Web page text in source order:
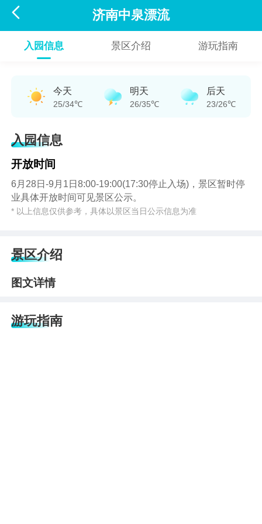
 济南中泉漂流
入园信息 景区介绍 游玩指南
今天
25/34℃
明天
26/35℃
后天
23/26℃
入园信息
开放时间
6月28日-9月1日8:00-19:00(17:30停止入场)，景区暂时停
业具体开放时间可见景区公示。
* 以上信息仅供参考，具体以景区当日公示信息为准
景区介绍
图文详情
游玩指南